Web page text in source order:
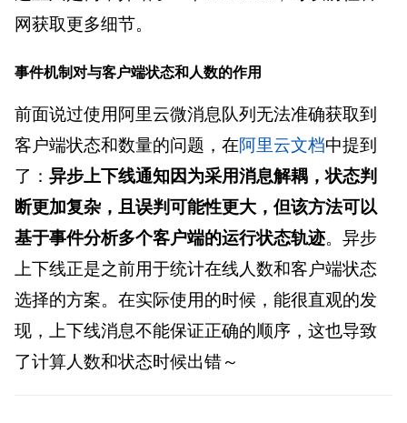
网获取更多细节。
事件机制对与客户端状态和人数的作用
前面说过使用阿里云微消息队列无法准确获取到
客户端状态和数量的问题，在阿里云文档中提到
了： 异步上下线通知因为采用消息解耦，状态判
断更加复杂，且误判可能性更大，但该方法可以
基于事件分析多个客户端的运行状态轨迹。异步
上下线正是之前用于统计在线人数和客户端状态
选择的方案。在实际使用的时候，能很直观的发
现，上下线消息不能保证正确的顺序，这也导致
了计算人数和状态时候出错～